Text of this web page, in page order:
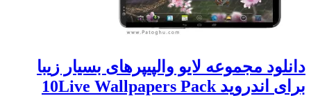
دانلود مجموعه لایو والپیپرهای بسیار زیبا
برای اندروید 10Live Wallpapers Pack